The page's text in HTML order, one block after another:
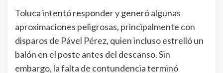
Toluca intentó responder y generó algunas
aproximaciones peligrosas, principalmente con
disparos de Pável Pérez, quien incluso estrelló un
balón en el poste antes del descanso. Sin
embargo, la falta de contundencia terminó